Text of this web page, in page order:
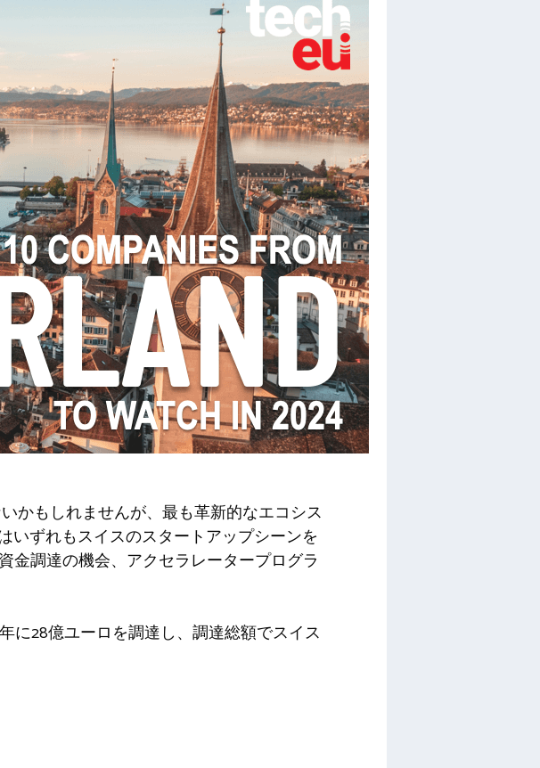
かもしれませんが、最も革新的なエコシス
いずれもスイスのスタートアップシーンを
金調達の機会、アクセラレータープログラ
に28億ユーロを調達し、調達総額でスイス